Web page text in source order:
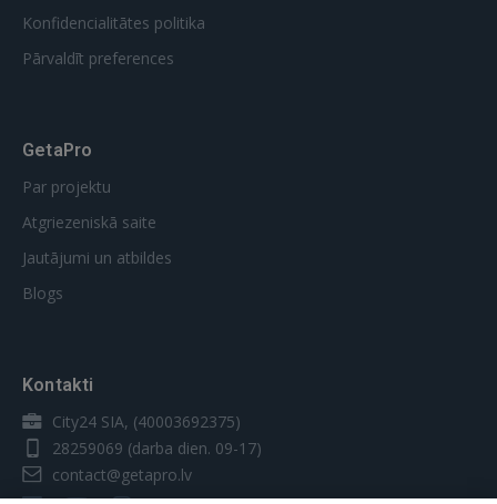
Konfidencialitātes politika
Pārvaldīt preferences
GetaPro
Par projektu
Atgriezeniskā saite
Jautājumi un atbildes
Blogs
Kontakti
City24 SIA, (40003692375)
28259069 (darba dien. 09-17)
contact@getapro.lv